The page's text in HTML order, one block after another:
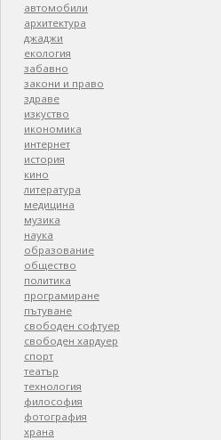
автомобили
архитектура
джаджи
екология
забавно
закони и право
здраве
изкуство
икономика
интернет
история
кино
литература
медицина
музика
наука
образование
общество
политика
програмиране
пътуване
свободен софтуер
свободен хардуер
спорт
театър
технология
философия
фотография
храна